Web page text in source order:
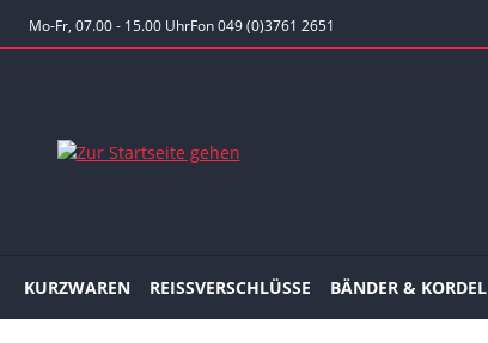
Hauptinhalt springen
Zur Suche springen
Zur Hauptnavigation springen
Mo-Fr, 07.00 - 15.00 UhrFon 049 (0)3761 2651
KURZWAREN REISSVERSCHLÜSSE BÄNDER & KORDEL